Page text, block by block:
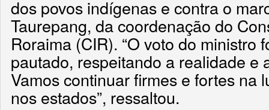
dos povos indígenas e contra o
Taurepang, da coordenação do
Roraima (CIR). “O voto do ministro
pautado, respeitando a realidade e
Vamos continuar firmes e fortes na
nos estados”, ressaltou.